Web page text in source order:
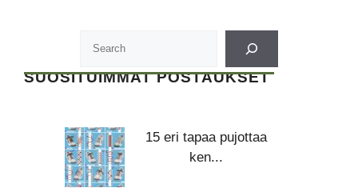
SUOSITUIMMAT POSTAUKSET
15 eri tapaa pujottaa
ken...